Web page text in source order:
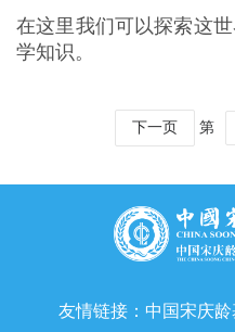
在这里我们可以探索这
学知识。
下一页 第
友情链接： 中国宋庆